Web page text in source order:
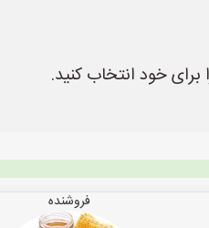
خود انتخاب کنید.
فروشنده